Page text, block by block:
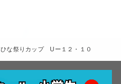
ひな祭りカップ Uー１２・１０